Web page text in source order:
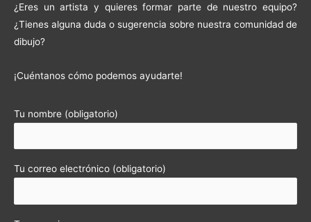
¿Eres un artista y quieres formar parte de nuestro equipo?
¿Tienes alguna duda o sugerencia sobre nuestra comunidad de
dibujo?
¡Cuéntanos cómo podemos ayudarte!
Tu nombre (obligatorio)
Tu correo electrónico (obligatorio)